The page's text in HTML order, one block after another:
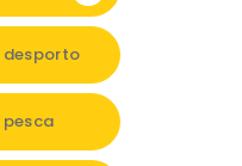
desporto
pesca